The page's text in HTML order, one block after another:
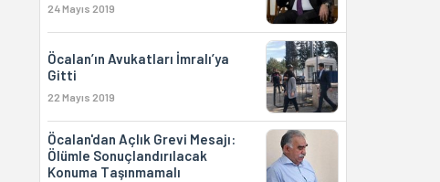
24 Mayıs 2019
Öcalan’ın Avukatları İmralı’ya
Gitti
22 Mayıs 2019
Öcalan'dan Açlık Grevi Mesajı:
Ölümle Sonuçlandırılacak
Konuma Taşınmamalı